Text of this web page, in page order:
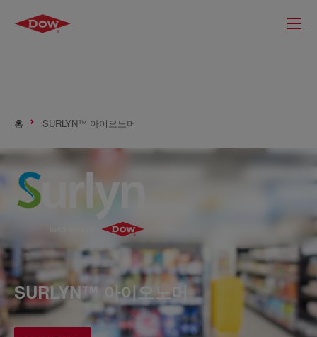
홈 SURLYN™ 아이오노머
SURLYN™ 아이오노머